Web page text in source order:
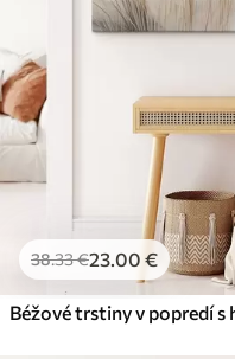
38.33€23.00 €